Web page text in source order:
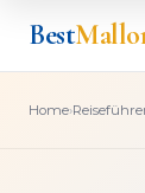
Best
Home›